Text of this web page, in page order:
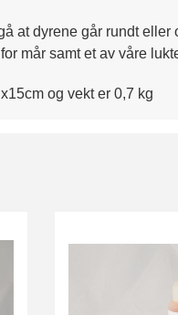
at dyrene går rundt
mår samt et av våre
og vekt er 0,7 kg